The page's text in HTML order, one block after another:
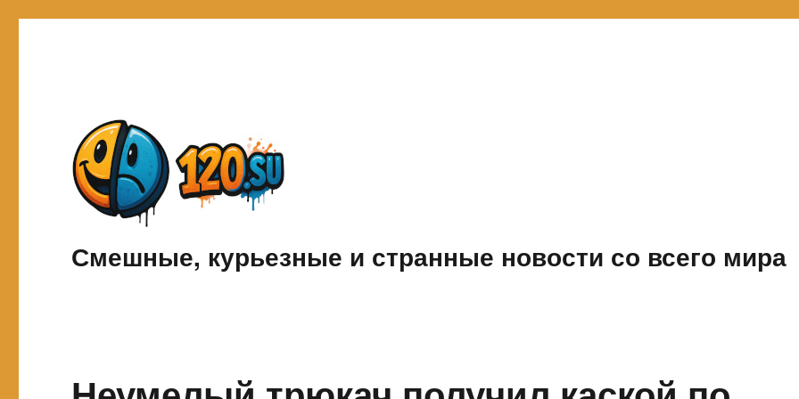
Смешные, курьезные и странные новости со всего мира